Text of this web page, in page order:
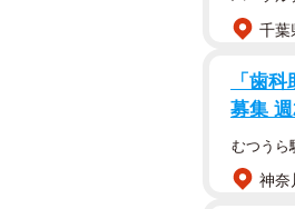
ともに2
材時、生
れ写ってい
義兄の膝
ん。
千葉
「歯
募集
むつうら
神奈